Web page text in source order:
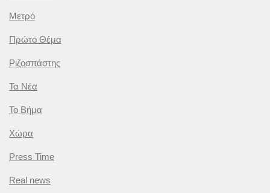
Μετρό
Πρώτο Θέμα
Ριζοσπάστης
Τα Νέα
Το Βήμα
Χώρα
Press Time
Real news